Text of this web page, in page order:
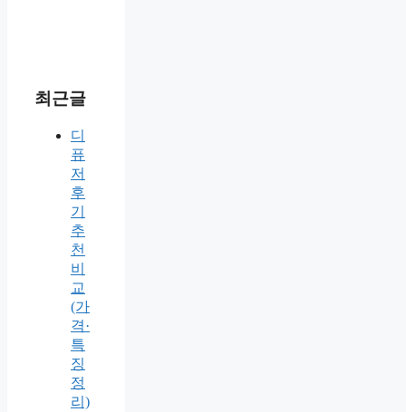
최근글
디
퓨
저
후
기
추
천
비
교
(가
격·
특
징
정
리)